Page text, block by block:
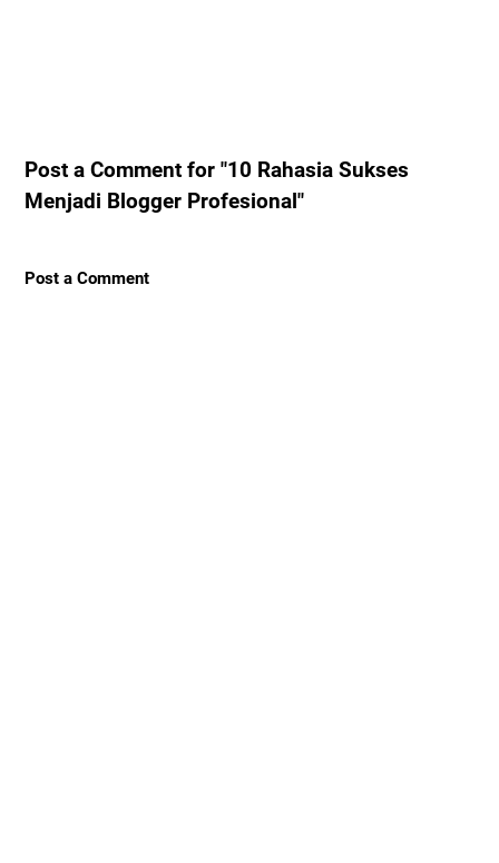
Post a Comment for "10 Rahasia Sukses
Menjadi Blogger Profesional"
Post a Comment